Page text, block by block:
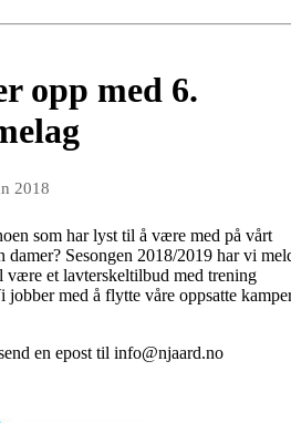
opp med 6.
2018
som har lyst til å være med på vårt
Sesongen 2018/2019 har vi
være et lavterskeltilbud med trening
med å flytte våre oppsatte
en epost til info@njaard.no